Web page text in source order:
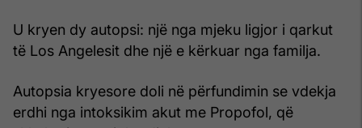
U kryen dy autopsi: një nga mjeku ligjor i qarkut
të Los Angelesit dhe një e kërkuar nga familja.
Autopsia kryesore doli në përfundimin se vdekja
erdhi nga intoksikim akut me Propofol, që